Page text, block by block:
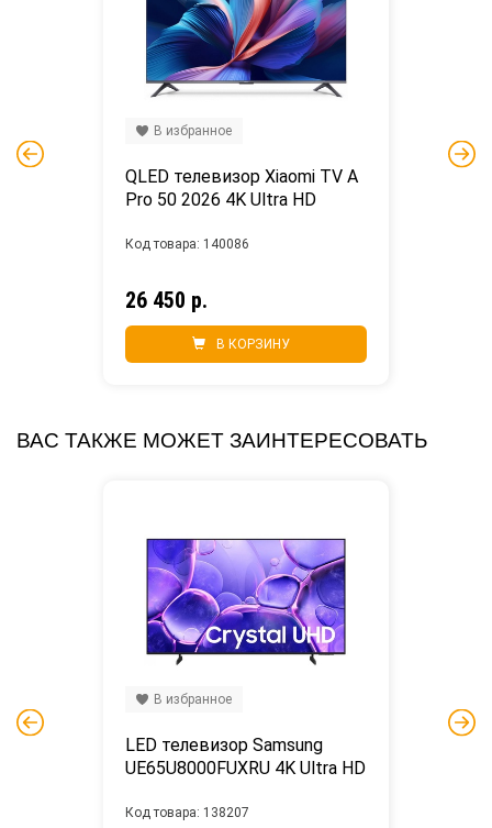
QLED телевизор Xiaomi TV A
Pro 50 2026 4K Ultra HD
26 450 р.
В КОРЗИНУ
Код товара: 140086
В избранное
ВАС ТАКЖЕ МОЖЕТ ЗАИНТЕРЕСОВАТЬ
LED телевизор Samsung
UE65U8000FUXRU 4K Ultra HD
Код товара: 138207
В избранное